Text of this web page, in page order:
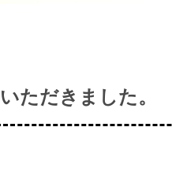
ただきました。